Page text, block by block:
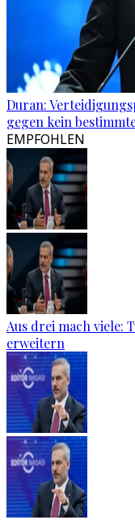
Duran:
gegen kein
EMPFOHLEN
Aus drei mach viele:
erweitern